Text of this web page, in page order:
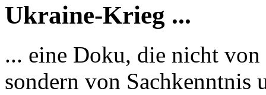
Ukraine-Krieg ...
... eine Doku, die nicht
sondern von Sachkenntnis